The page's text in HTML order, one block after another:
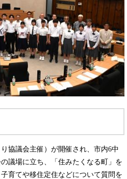
協議会主催）が開催され、市内6中
議場に立ち、「住みたくなる町」を
育てや移住定住などについて質問を